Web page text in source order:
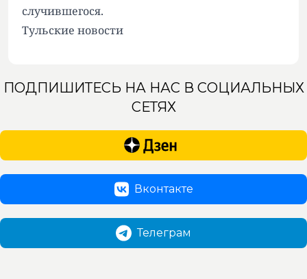
случившегося.
Тульские новости
ПОДПИШИТЕСЬ НА НАС В СОЦИАЛЬНЫХ
СЕТЯХ
Вконтакте
Телеграм